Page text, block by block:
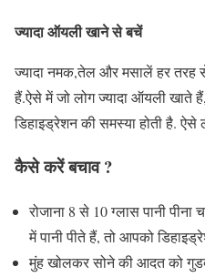
ज्यादा ऑयली खाने से बचें
ज्यादा नमक,तेल और मसालें हर तरह
हैं.ऐसे में जो लोग ज्यादा ऑयली खाते
डिहाइड्रेशन की समस्या होती है.
कैसे करें बचाव ?
रोजाना 8 से 10 ग्लास पानी पीना
में पानी पीते हैं, तो आपको
मुंह खोलकर सोने की आदत को